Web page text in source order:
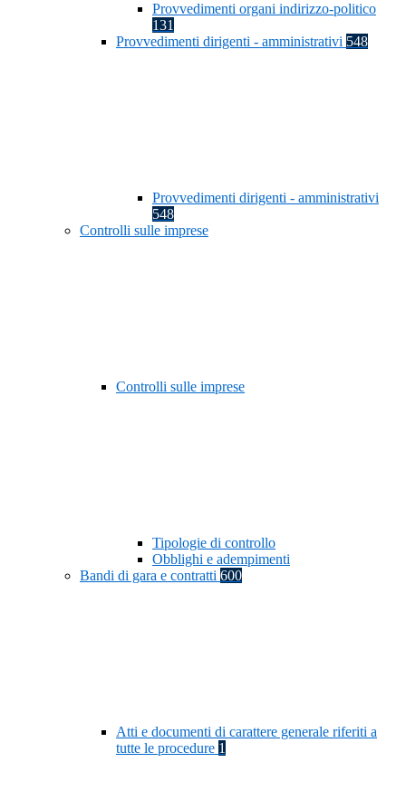
Provvedimenti organi indirizzo-politico
131
Provvedimenti dirigenti - amministrativi 548
Provvedimenti dirigenti - amministrativi
548
Controlli sulle imprese
Controlli sulle imprese
Tipologie di controllo
Obblighi e adempimenti
Bandi di gara e contratti 600
Atti e documenti di carattere generale riferiti a
tutte le procedure 1